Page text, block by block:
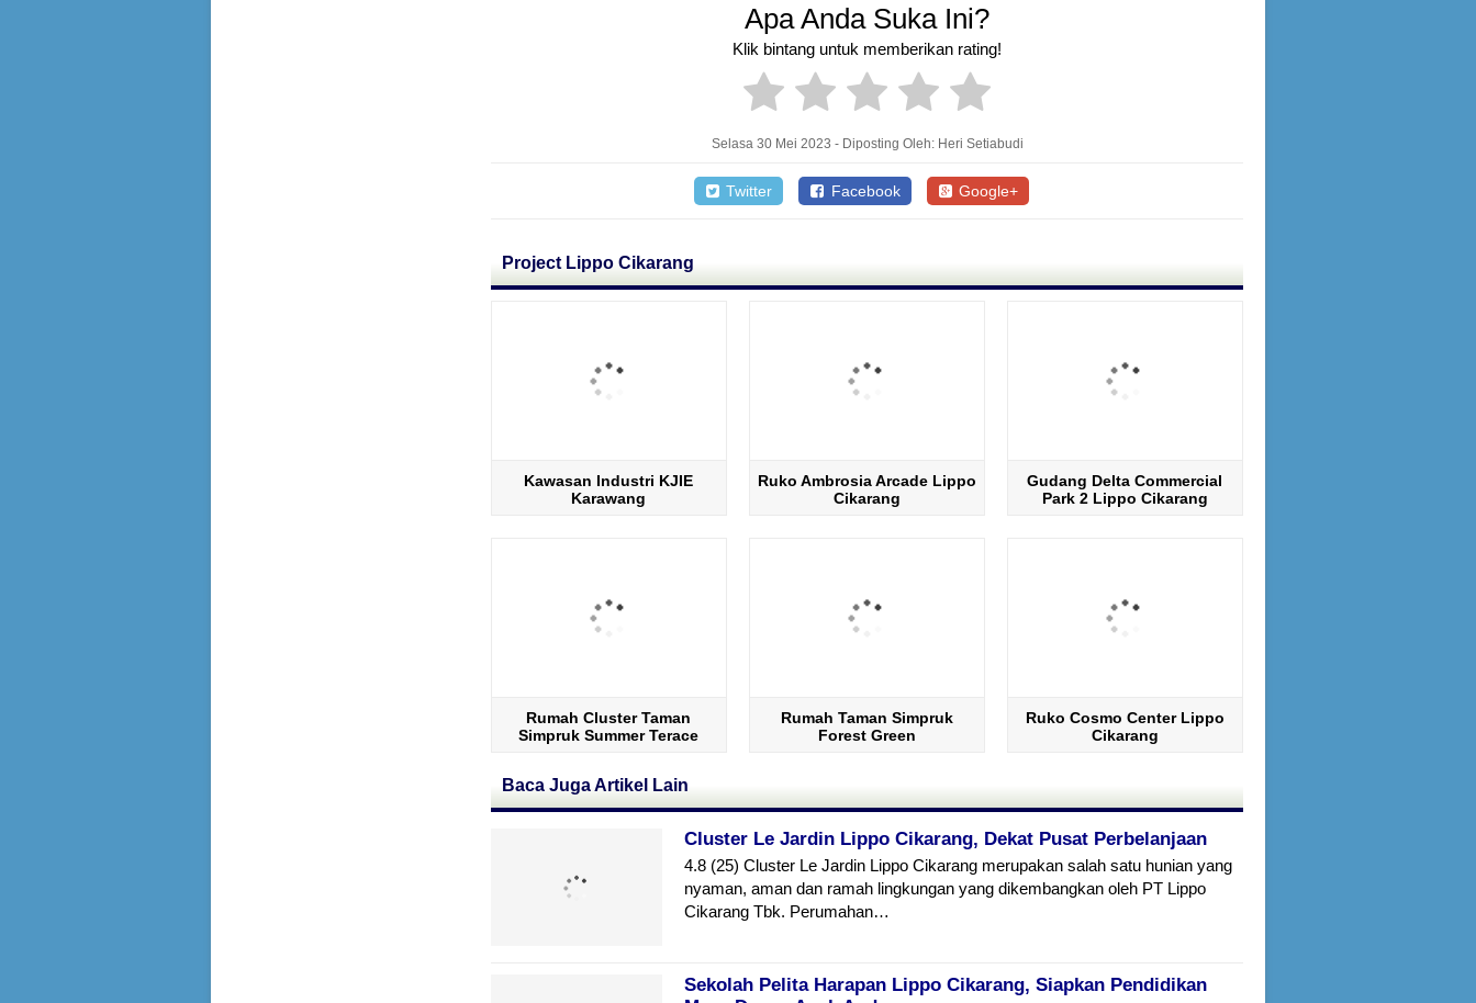
Apa Anda Suka Ini?
Klik bintang untuk memberikan rating!
Selasa 30 Mei 2023 - Diposting Oleh: Heri Setiabudi
Twitter Facebook Google+
Project Lippo Cikarang
Kawasan Industri KJIE
Karawang
Ruko Ambrosia Arcade Lippo
Cikarang
Gudang Delta Commercial
Park 2 Lippo Cikarang
Rumah Cluster Taman
Simpruk Summer Terace
Rumah Taman Simpruk
Forest Green
Ruko Cosmo Center Lippo
Cikarang
Baca Juga Artikel Lain
Cluster Le Jardin Lippo Cikarang, Dekat Pusat Perbelanjaan
4.8 (25) Cluster Le Jardin Lippo Cikarang merupakan salah satu hunian yang
nyaman, aman dan ramah lingkungan yang dikembangkan oleh PT Lippo
Cikarang Tbk. Perumahan…
Sekolah Pelita Harapan Lippo Cikarang, Siapkan Pendidikan